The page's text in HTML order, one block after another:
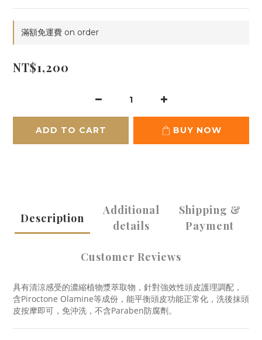
滿額免運費 on order
NT$1,200
ADD TO CART BUY NOW
Description
Additional
details
Shipping &
Payment
Customer Reviews
具有清涼感受的濃縮植物漿萃取物，針對強效性頭皮護理調配，
含Piroctone Olamine等成份，能平衡頭皮功能正常化，洗後抹頭
皮按摩即可，免沖洗，不含Paraben防腐劑。